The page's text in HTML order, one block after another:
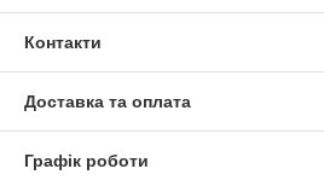
Контакти
Доставка та оплата
Графік роботи